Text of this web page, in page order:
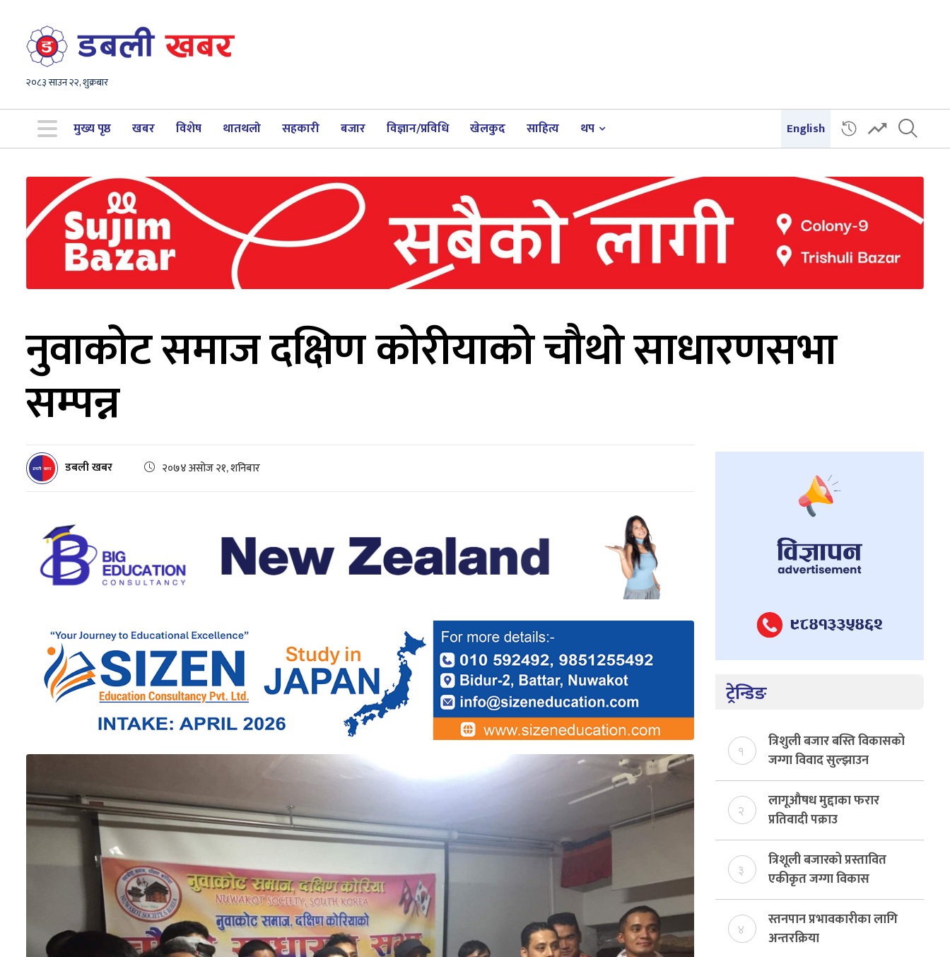
२०८३ साउन २२, शुक्रबार
मुख्य पृष्ठ खबर विशेष थातथलो सहकारी बजार विज्ञान/प्रविधि खेलकुद साहित्य थप English
नुवाकोट समाज दक्षिण कोरीयाको चौथो साधारणसभा
सम्पन्न
डबली खबर २०७४ असोज २१, शनिबार
ट्रेन्डिङ
१
त्रिशुली बजार बस्ति विकासको
जग्गा विवाद सुल्झाउन
संयोजक तोकियो
२
लागूऔषध मुद्दाका फरार
प्रतिवादी पक्राउ
३
त्रिशूली बजारको प्रस्तावित
एकीकृत जग्गा विकास
योजनाको जग्गा विवादमा
किन?, बस्ति विकास दर्ता नभए
समिति विघटन हुने
४
स्तनपान प्रभावकारीका लागि
अन्तरक्रिया